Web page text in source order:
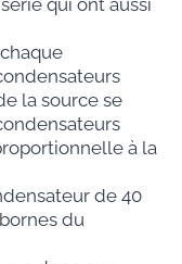
la source se
à la
de 40
du